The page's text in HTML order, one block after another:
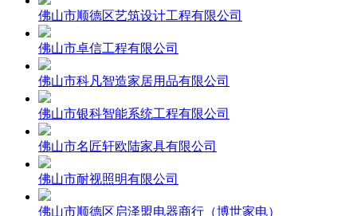
佛山市顺德区艺筑设计工程有限公司
佛山市卓信工程有限公司
佛山市科凡智造家居用品有限公司
佛山市银科智能系统工程有限公司
佛山市名匠轩欧陆家具有限公司
佛山市耐视照明有限公司
佛山市顺德区启泽盟电器商行（博世家电）